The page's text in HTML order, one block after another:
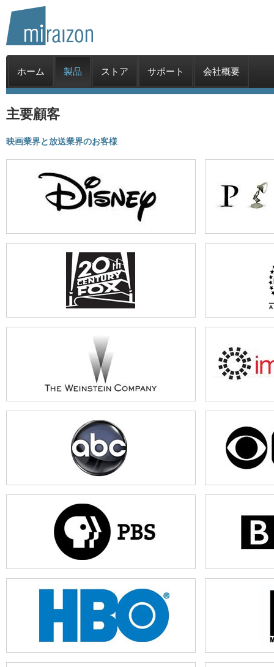
ホーム 製品 ストア サポート 会社概要
主要顧客
映画業界と放送業界のお客様